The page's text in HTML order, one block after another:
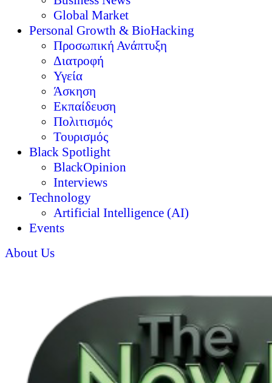
Global Market
Personal Growth & BioHacking
Προσωπική Ανάπτυξη
Διατροφή
Υγεία
Άσκηση
Εκπαίδευση
Πολιτισμός
Τουρισμός
Black Spotlight
BlackOpinion
Interviews
Technology
Artificial Intelligence (AI)
Events
About Us